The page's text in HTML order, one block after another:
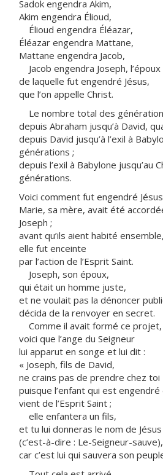
Sadok engendra Akim,
Akim engendra Élioud,
Élioud engendra Éléazar,
Éléazar engendra Mattane,
Mattane engendra Jacob,
Jacob engendra Joseph,
de laquelle fut engendré Jésus,
que l’on appelle Christ.
Le nombre total des
depuis Abraham jusqu’à David,
depuis David jusqu’à l’exil à
générations ;
depuis l’exil à Babylone jusqu’au
générations.
Voici comment fut engendré
Marie, sa mère, avait été
Joseph ;
avant qu’ils aient habité ensemble,
elle fut enceinte
par l’action de l’Esprit Saint.
Joseph, son époux,
qui était un homme juste,
et ne voulait pas la dénoncer
décida de la renvoyer en secret.
Comme il avait formé ce projet,
voici que l’ange du Seigneur
lui apparut en songe et lui dit :
« Joseph, fils de David,
ne crains pas de prendre chez
puisque l’enfant qui est engendré
vient de l’Esprit Saint ;
elle enfantera un fils,
et tu lui donneras le nom de Jésus
(c’est-à-dire : Le-Seigneur-sauve),
car c’est lui qui sauvera son